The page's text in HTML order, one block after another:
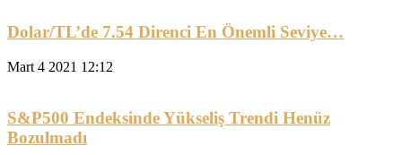
Dolar/TL’de 7.54 Direnci En Önemli Seviye…
Mart 4 2021 12:12
S&P500 Endeksinde Yükseliş Trendi Henüz
Bozulmadı